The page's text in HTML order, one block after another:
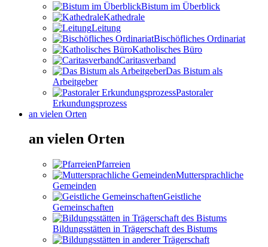
Bistum im Überblick
Kathedrale
Leitung
Bischöfliches Ordinariat
Katholisches Büro
Caritasverband
Das Bistum als
Arbeitgeber
Pastoraler
Erkundungsprozess
an vielen Orten
an vielen Orten
Pfarreien
Muttersprachliche
Gemeinden
Geistliche
Gemeinschaften
Bildungsstätten in Trägerschaft des Bistums